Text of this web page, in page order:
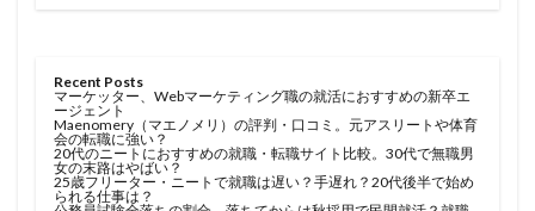
Recent Posts
マーケッター、Webマーケティング職の就活におすすめの新卒エ
ージェント
Maenomery（マエノメリ）の評判・口コミ。元アスリートや体育
会の転職に強い？
20代のニートにおすすめの就職・転職サイト比較。30代で無職男
女の末路はやばい？
25歳フリーター・ニートで就職は遅い？手遅れ？20代後半で始め
られる仕事は？